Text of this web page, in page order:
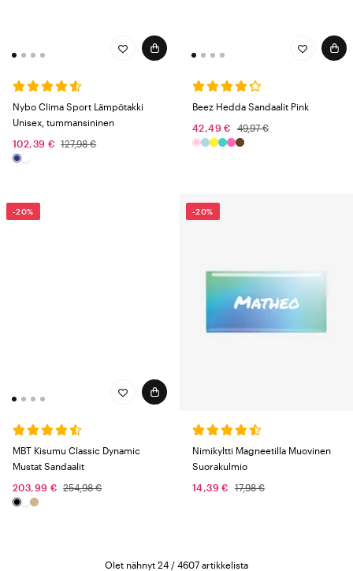
Nybo Clima Sport Lämpötakki
Unisex, tummansininen
102,39 € 127,98 €
Beez Hedda Sandaalit Pink
42,49 €
49,97 €
-20%
MBT Kisumu Classic Dynamic
Mustat Sandaalit
203,99 € 254,98 €
-20%
Nimikyltti Magneetilla Muovinen
Suorakulmio
14,39 €
17,98 €
Olet nähnyt 24 / 4607 artikkelista